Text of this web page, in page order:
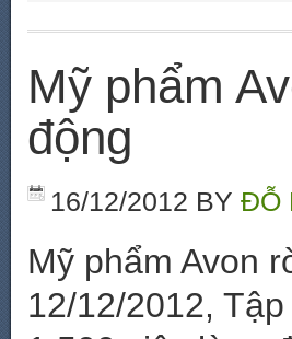
Mỹ phẩm
động
16/12/2012 BY ĐỖ
Mỹ phẩm Avon
12/12/2012,